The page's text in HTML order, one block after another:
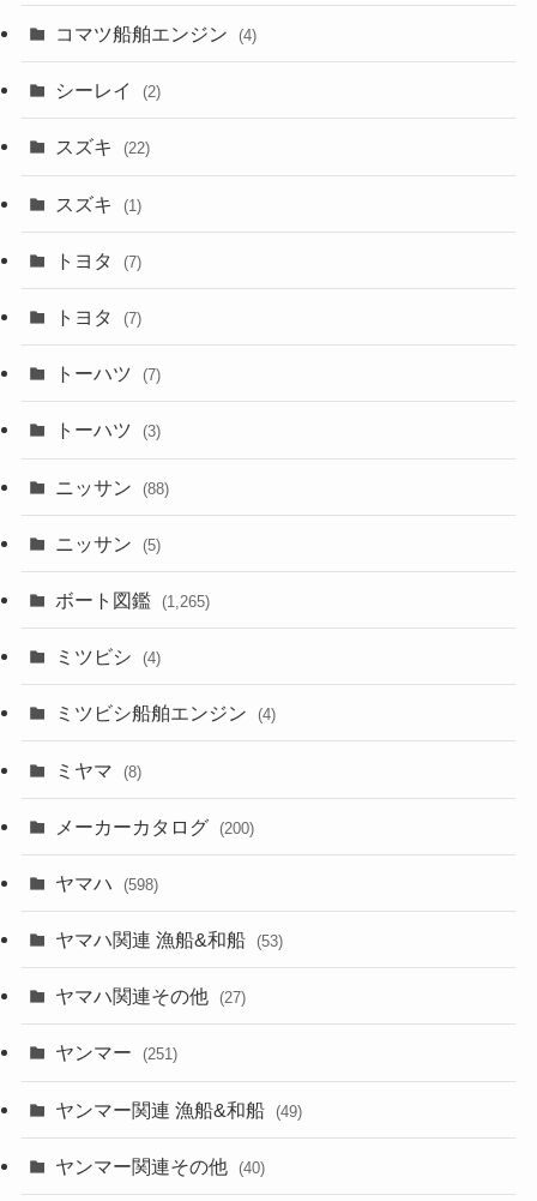
コマツ船舶エンジン (4)
シーレイ (2)
スズキ (22)
スズキ (1)
トヨタ (7)
トヨタ (7)
トーハツ (7)
トーハツ (3)
ニッサン (88)
ニッサン (5)
ボート図鑑 (1,265)
ミツビシ (4)
ミツビシ船舶エンジン (4)
ミヤマ (8)
メーカーカタログ (200)
ヤマハ (598)
ヤマハ関連 漁船&和船 (53)
ヤマハ関連その他 (27)
ヤンマー (251)
ヤンマー関連 漁船&和船 (49)
ヤンマー関連その他 (40)